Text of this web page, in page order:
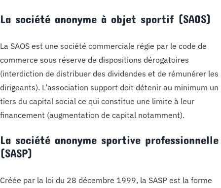
La société anonyme à objet sportif (SAOS)
La SAOS est une société commerciale régie par le code de
commerce sous réserve de dispositions dérogatoires
(interdiction de distribuer des dividendes et de rémunérer les
dirigeants). L’association support doit détenir au minimum un
tiers du capital social ce qui constitue une limite à leur
financement (augmentation de capital notamment).
La société anonyme sportive professionnelle
(SASP)
Créée par la loi du 28 décembre 1999, la SASP est la forme